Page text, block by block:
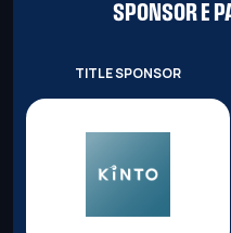
SPONSOR E
TITLE SPONSOR